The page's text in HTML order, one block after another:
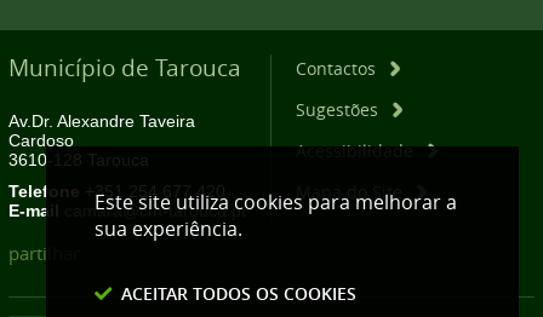
Município de Tarouca
Av.Dr. Alexandre Taveira
Cardoso
3610-128 Tarouca
Telefone +351 254 677 420
E-mail
camara@cm-tarouca.pt
Contactos
Sugestões
Acessibilidade
Mapa do Site
partilhar
Este site utiliza cookies para melhorar a
sua experiência.
ACEITAR TODOS OS COOKIES